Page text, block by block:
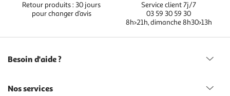
Retour produits : 30 jours
pour changer d’avis
Service client 7j/7
03 59 30 59 30
8h>21h, dimanche 8h30>13h
Besoin d'aide ?
Nos services